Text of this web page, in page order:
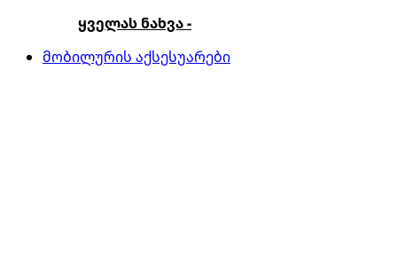
ყველას ნახვა -
მობილურის აქსესუარები